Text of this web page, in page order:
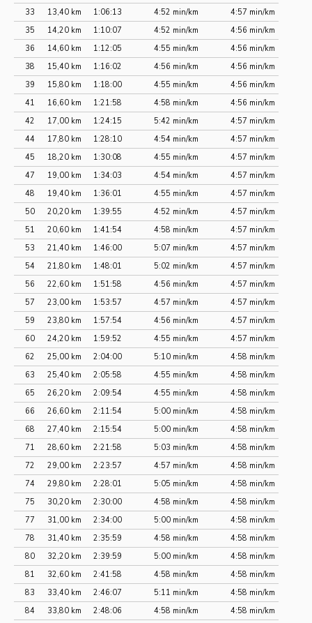
33
13,40 km 1:06:13 4:52 min/km
4:57 min/km
35
14,20 km 1:10:07 4:52 min/km
4:56 min/km
36
14,60 km 1:12:05 4:55 min/km
4:56 min/km
38
15,40 km 1:16:02 4:56 min/km
4:56 min/km
39
15,80 km 1:18:00 4:55 min/km
4:56 min/km
41
16,60 km 1:21:58 4:58 min/km
4:56 min/km
42
17,00 km 1:24:15 5:42 min/km
4:57 min/km
44
17,80 km 1:28:10 4:54 min/km
4:57 min/km
45
18,20 km 1:30:08 4:55 min/km
4:57 min/km
47
19,00 km 1:34:03 4:54 min/km
4:57 min/km
48
19,40 km 1:36:01 4:55 min/km
4:57 min/km
50
20,20 km 1:39:55 4:52 min/km
4:57 min/km
51
20,60 km 1:41:54 4:58 min/km
4:57 min/km
53
21,40 km 1:46:00 5:07 min/km
4:57 min/km
54
21,80 km 1:48:01 5:02 min/km
4:57 min/km
56
22,60 km 1:51:58 4:56 min/km
4:57 min/km
57
23,00 km 1:53:57 4:57 min/km
4:57 min/km
59
23,80 km 1:57:54 4:56 min/km
4:57 min/km
60
24,20 km 1:59:52 4:55 min/km
4:57 min/km
62
25,00 km 2:04:00 5:10 min/km
4:58 min/km
63
25,40 km 2:05:58 4:55 min/km
4:58 min/km
65
26,20 km 2:09:54 4:55 min/km
4:58 min/km
66
26,60 km 2:11:54 5:00 min/km
4:58 min/km
68
27,40 km 2:15:54 5:00 min/km
4:58 min/km
71
28,60 km 2:21:58 5:03 min/km
4:58 min/km
72
29,00 km 2:23:57 4:57 min/km
4:58 min/km
74
29,80 km 2:28:01 5:05 min/km
4:58 min/km
75
30,20 km 2:30:00 4:58 min/km
4:58 min/km
77
31,00 km 2:34:00 5:00 min/km
4:58 min/km
78
31,40 km 2:35:59 4:58 min/km
4:58 min/km
80
32,20 km 2:39:59 5:00 min/km
4:58 min/km
81
32,60 km 2:41:58 4:58 min/km
4:58 min/km
83
33,40 km 2:46:07 5:11 min/km
4:58 min/km
84
33,80 km 2:48:06 4:58 min/km
4:58 min/km